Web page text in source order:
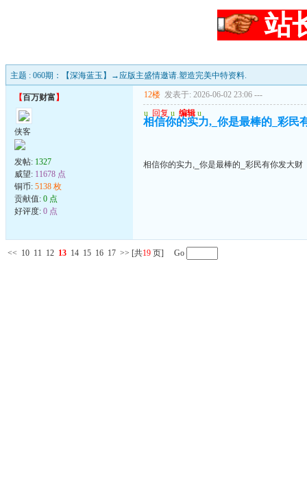
站
主题 : 060期：【深海蓝玉】→应版主盛情邀请.塑造完美中特资料.
【百万财富 】
侠客
发帖: 1327
威望: 11678 点
铜币: 5138 枚
贡献值: 0 点
好评度: 0 点
12楼 发表于: 2026-06-02 23:06 ---
u 回复 u 编辑 u
相信你的实力,_你是最棒的_彩民
相信你的实力,_你是最棒的_彩民有你发大财
<< 10 11 12 13 14 15 16 17 >> [共19 页] Go